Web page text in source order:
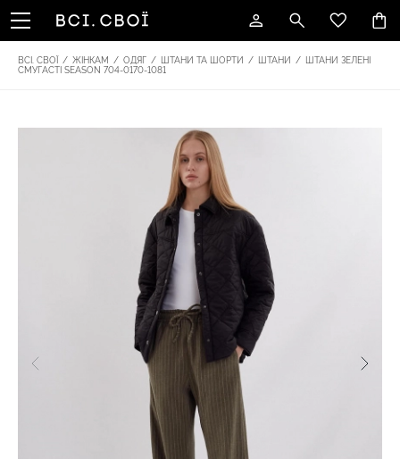
ВСІ. СВОЇ / ЖІНКАМ / ОДЯГ / ШТАНИ ТА ШОРТИ / ШТАНИ /
ШТАНИ ЗЕЛЕНІ
СМУГАСТІ SEASON 704-0170-1081